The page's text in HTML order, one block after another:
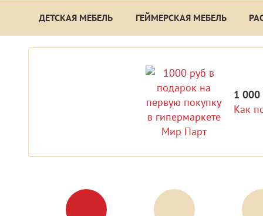
ДЕТСКАЯ МЕБЕЛЬ ГЕЙМЕРСКАЯ МЕБЕЛЬ
1 000
Как